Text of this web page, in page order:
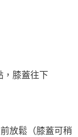
，膝蓋往下
放鬆（膝蓋可稍